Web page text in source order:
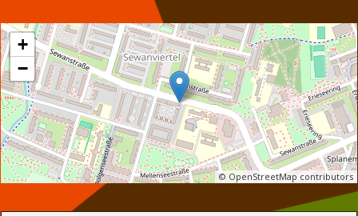
+
−
© OpenStreetMap contributors